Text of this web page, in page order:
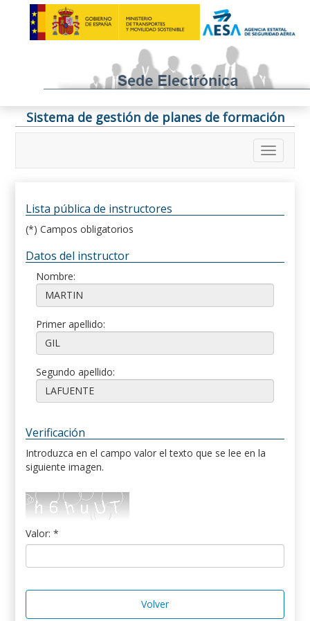
Sistema de gestión de planes de formación
Lista pública de instructores
(*) Campos obligatorios
Datos del instructor
Nombre:
Primer apellido:
Segundo apellido:
Verificación
Introduzca en el campo valor el texto que se lee en la
siguiente imagen.
Valor: *
Volver